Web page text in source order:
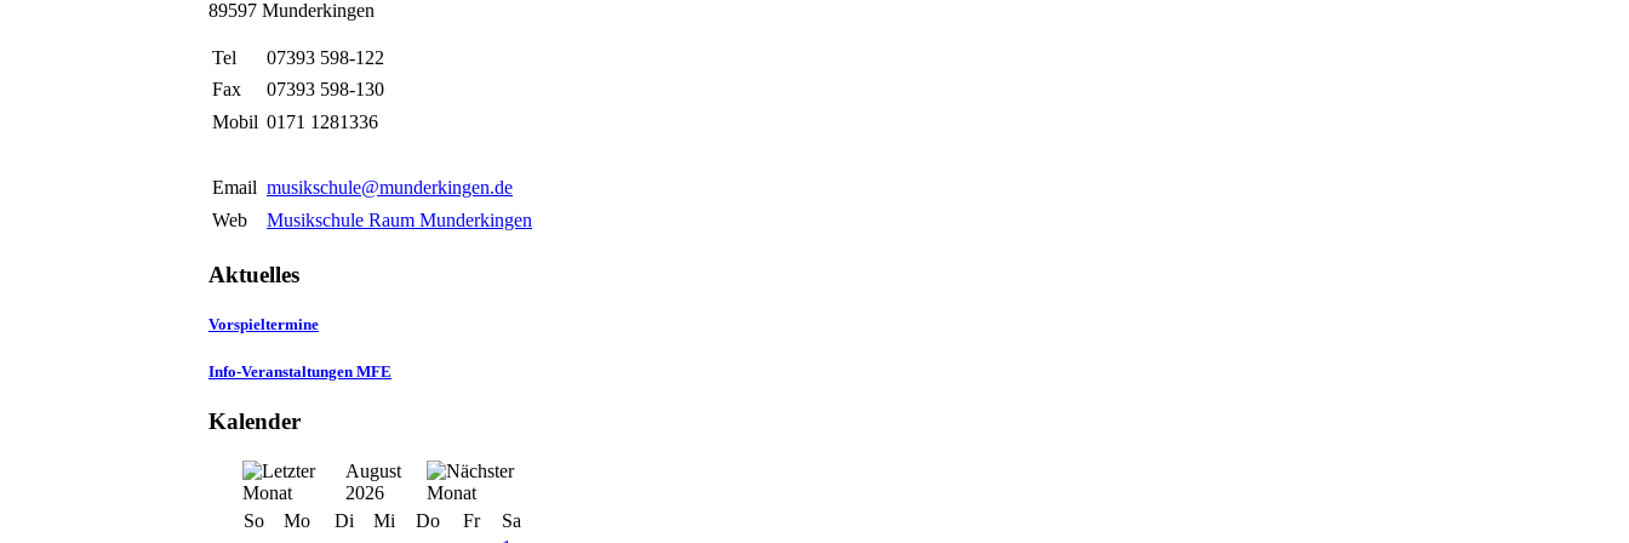
89597 Munderkingen
Tel
07393 598-122
Fax
07393 598-130
Mobil 0171 1281336
Email musikschule@munderkingen.de
Web
Musikschule Raum Munderkingen
Aktuelles
Vorspieltermine
Info-Veranstaltungen MFE
Kalender
August
2026
So
Mo Di Mi Do Fr
Sa